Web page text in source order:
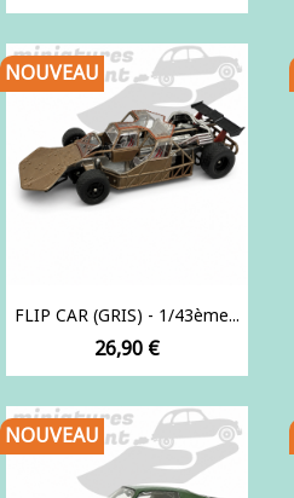
FLIP CAR (GRIS) - 1/43ème...
Prix
26,90 €
NOUVEAU
NOUVEAU